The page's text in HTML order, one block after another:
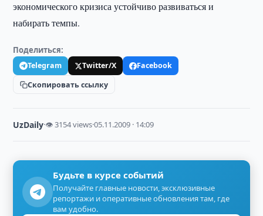
экономического кризиса устойчиво развиваться и
набирать темпы.
Поделиться:
Telegram Twitter/X
Facebook
Скопировать ссылку
UzDaily·👁 3154 views·05.11.2009 · 14:09
Будьте в курсе событий
Получайте главные новости, эксклюзивные
репортажи и оперативные обновления там, где
вам удобно.